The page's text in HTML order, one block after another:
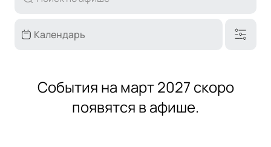
События на март 2027 скоро
появятся в афише.